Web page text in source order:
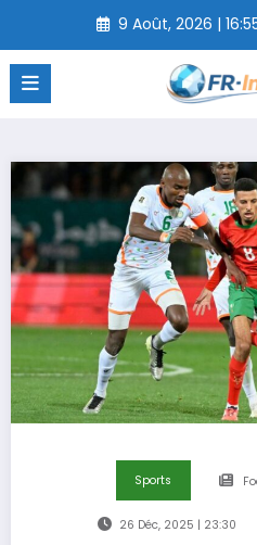
contenu
9 Août, 2026 |
Sports
26 Déc, 2025 | 23:30